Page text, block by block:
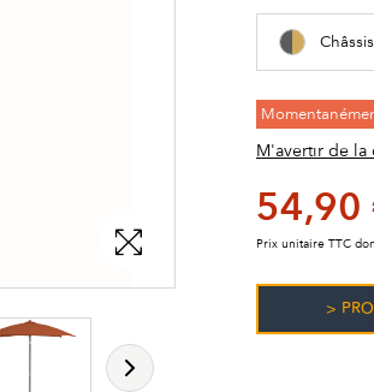
M'avertir de
54,90
Prix unitaire TTC
>